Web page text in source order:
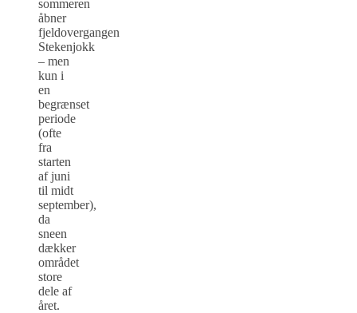
sommeren
åbner
fjeldovergangen
Stekenjokk
– men
kun i
en
begrænset
periode
(ofte
fra
starten
af juni
til midt
september),
da
sneen
dækker
området
store
dele af
året.